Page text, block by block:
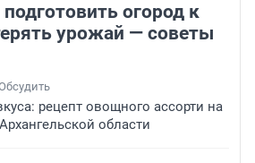
подготовить огород к
урожай — советы
рецепт овощного ассорти на
области